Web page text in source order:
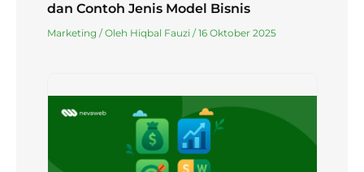
dan Contoh Jenis Model Bisnis
Marketing / Oleh Hiqbal Fauzi /16 Oktober 2025